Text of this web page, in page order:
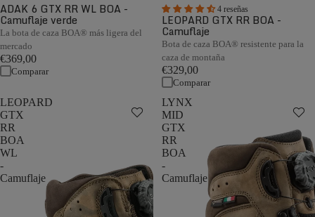
ADAK 6 GTX RR WL BOA -
Camuflaje verde
La bota de caza BOA® más ligera del
mercado
€369,00
Comparar
4 reseñas
LEOPARD GTX RR BOA -
Camuflaje
Bota de caza BOA® resistente para la
caza de montaña
€329,00
Comparar
LEOPARD
GTX
RR
BOA
WL
-
Camuflaje
LYNX
MID
GTX
RR
BOA
-
Camuflaje